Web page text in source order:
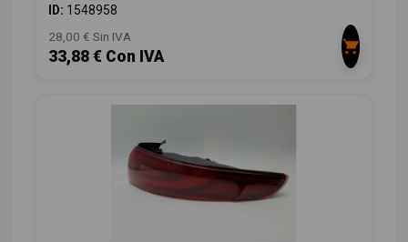
ID: 1548958
28,00 € Sin IVA
33,88 € Con IVA